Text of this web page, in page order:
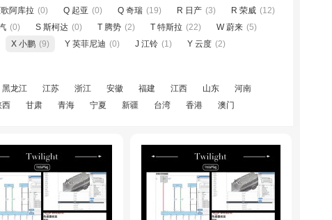
阿库拉 (0) Q 起亚 (0) Q 奇瑞 (19) R 日产 (3) R 荣威 (12)
(0) S 斯柯达 (0) T 腾势 (2) T 特斯拉 (22) W 蔚来 (5)
X 小鹏 (9) Y 英菲尼迪 (0) J 江铃 (1) Y 云度 (2)
黑龙江 江苏 浙江 安徽 福建 江西 山东
河南
西 甘肃 青海 宁夏 新疆 台湾 香港 澳门